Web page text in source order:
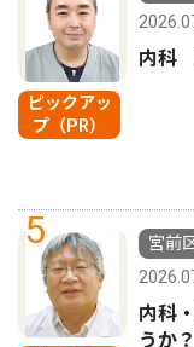
ピックアッ
プ（PR）
内科
5
宮前
内科
うか？